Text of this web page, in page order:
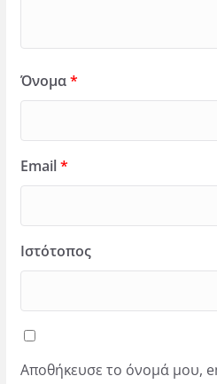
Όνομα*
Email*
Ιστότοπος
Αποθήκευσε το όνομά μου,